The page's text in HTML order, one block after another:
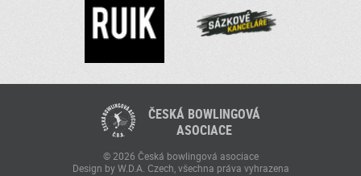
ČESKÁ BOWLINGOVÁ
ASOCIACE
© 2026 Česká bowlingová asociace
Design by W.D.A. Czech, všechna práva vyhrazena